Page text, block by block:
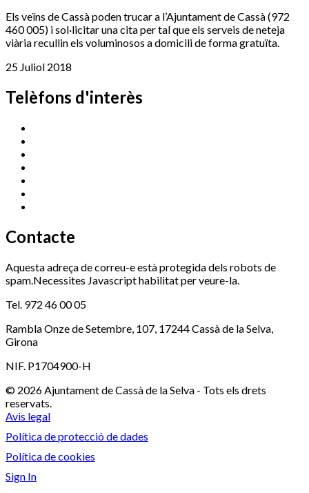
Els veïns de Cassà poden trucar a l’Ajuntament de Cassà (972
460 005) i sol·licitar una cita per tal que els serveis de neteja
viària recullin els voluminosos a domicili de forma gratuïta.
25 Juliol 2018
Telèfons d'interès
Contacte
Aquesta adreça de correu-e està protegida dels robots de
spam.Necessites Javascript habilitat per veure-la.
Tel. 972 46 00 05
Rambla Onze de Setembre, 107, 17244 Cassà de la Selva,
Girona
NIF. P1704900-H
© 2026 Ajuntament de Cassà de la Selva - Tots els drets
reservats.
Avis legal
Política de protecció de dades
Política de cookies
Sign In